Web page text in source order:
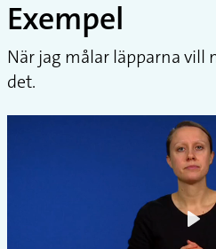
Exempel
När jag målar läpparna vill
det.
Play